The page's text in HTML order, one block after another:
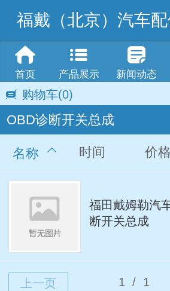
福戴（北京）汽车
首页 产品展示 新闻动态
购物车(0)
OBD诊断开关总成
名称 时间 价格
福田戴姆勒汽
断开关总成